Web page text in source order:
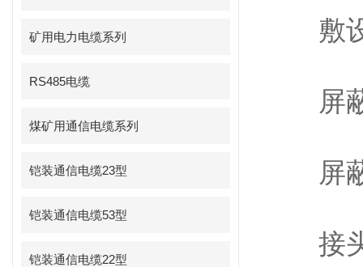
矿用电力电缆系列
RS485电缆
煤矿用通信电缆系列
铠装通信电缆23型
铠装通信电缆53型
铠装通信电缆22型
敷设
屏蔽
屏蔽
接头